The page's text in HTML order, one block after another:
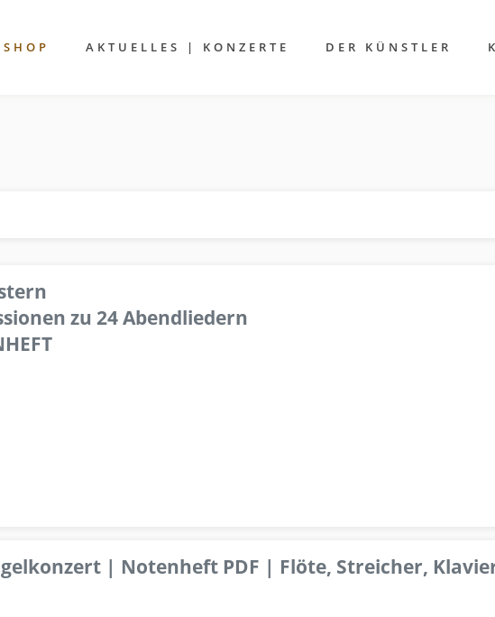
SHOP AKTUELLES | KONZERTE DER KÜNSTLER
zu 24 Abendliedern
| Notenheft PDF | Flöte, Streicher,